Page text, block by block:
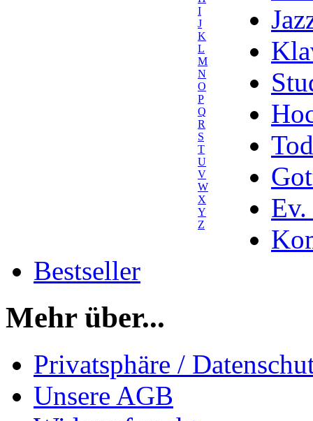
I
J
K
L
M
N
O
P
Q
R
S
T
U
V
W
X
Y
Z
Ev.
Bestseller
Mehr über...
Privatsphäre /
Unsere AGB